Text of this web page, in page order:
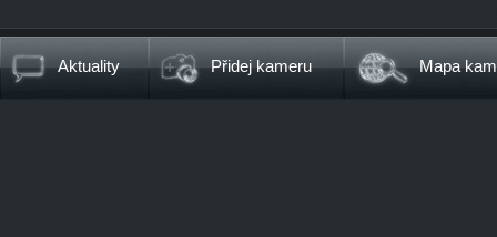
Aktuality Přidej kameru Mapa